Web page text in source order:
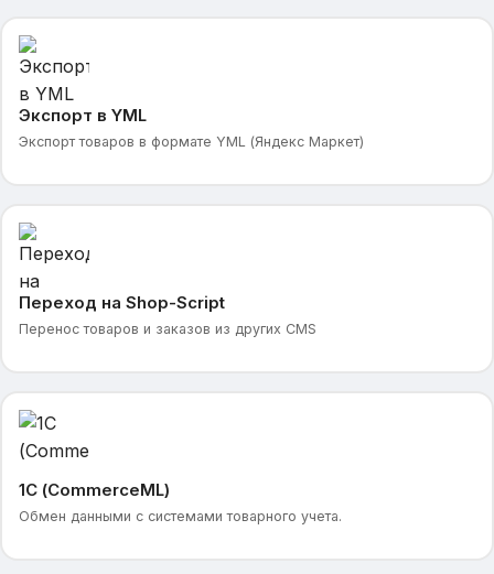
Экспорт в YML
Экспорт товаров в формате YML (Яндекс Маркет)
Переход на Shop-Script
Перенос товаров и заказов из других CMS
1С (CommerceML)
Обмен данными с системами товарного учета.